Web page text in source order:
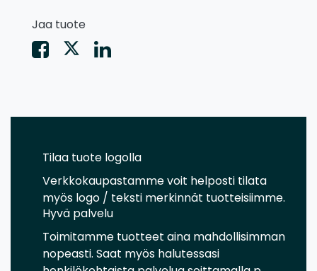
Jaa tuote
Tilaa tuote logolla
Verkkokaupastamme voit helposti tilata
myös logo / teksti merkinnät tuotteisiimme.
Hyvä palvelu
Toimitamme tuotteet aina mahdollisimman
nopeasti. Saat myös halutessasi